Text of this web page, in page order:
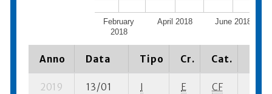
February
2018
April 2018 June 2018
Anno Data Tipo Cr. Cat.
2019 13/01 I E CF